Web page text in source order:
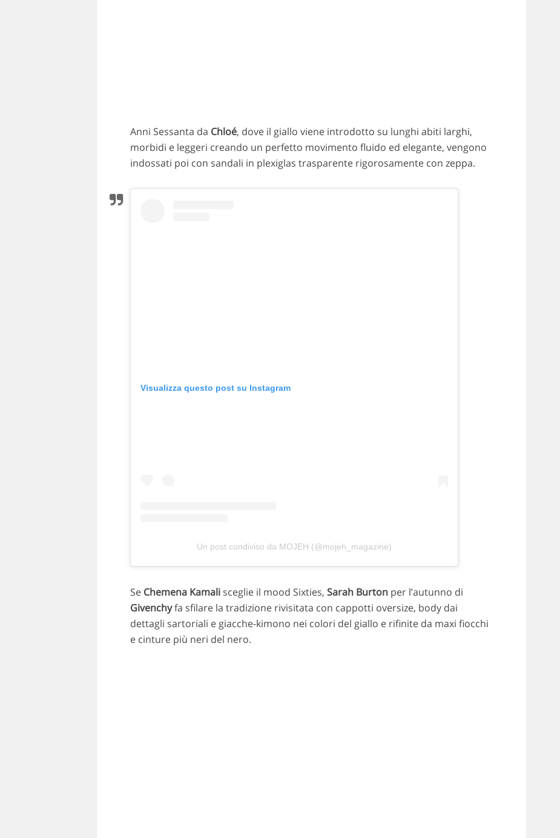
Anni Sessanta da Chloé, dove il giallo viene introdotto su lunghi abiti larghi,
morbidi e leggeri creando un perfetto movimento fluido ed elegante, vengono
indossati poi con sandali in plexiglas trasparente rigorosamente con zeppa.
Visualizza questo post su Instagram
Un post condiviso da MOJEH (@mojeh_magazine)
Se Chemena Kamali sceglie il mood Sixties, Sarah Burtonper l’autunno di
Givenchyfa sfilare la tradizione rivisitata con cappotti oversize, body dai
dettagli sartoriali e giacche-kimono nei colori del giallo e rifinite da maxi fiocchi
e cinture più neri del nero.